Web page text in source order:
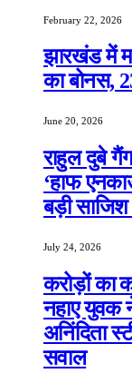
February 22, 2026
झारखंड में
का बोनस,
June 20, 2026
राहुल दुबे
‘हाफ
बड़ी साजिश
July 24, 2026
करोड़ों का
नहाए युवक
अनिंदिता
सवाल